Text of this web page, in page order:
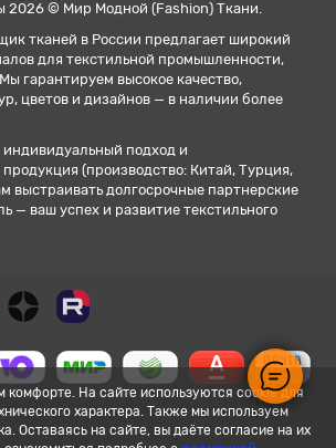
комфорте. На сайте используются cookie для
характера. Также мы используем
Оставаясь на сайте, вы даёте согласие на их
2026 © Мир Модной (Fashion) Ткани.
тканей в России предлагает широкий
для текстильной промышленности,
гарантируем высокое качество,
цветов и дизайнов — в наличии более
подход и
(производство: Китай, Турция,
выстраивать долгосрочные партнерские
— ваш успех и развитие текстильного